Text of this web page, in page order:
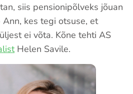
siis pensionipõlveks jõuan
kes tegi otsuse, et
ei võta. Kõne tehti AS
Helen Savile.